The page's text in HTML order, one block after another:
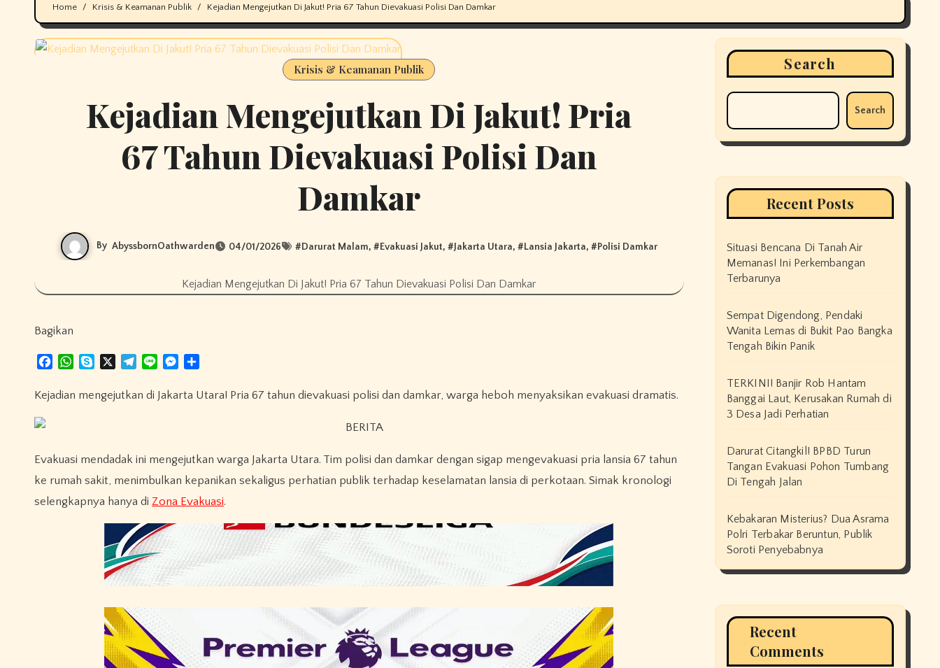
Home Krisis & Keamanan Publik Kejadian Mengejutkan Di Jakut! Pria 67 Tahun Dievakuasi Polisi Dan Damkar
Krisis & Keamanan Publik
Kejadian Mengejutkan Di Jakut! Pria
67 Tahun Dievakuasi Polisi Dan
Damkar
By AbyssbornOathwarden 04/01/2026 #Darurat Malam, #Evakuasi Jakut, #Jakarta Utara, #Lansia Jakarta, #Polisi Damkar
Kejadian Mengejutkan Di Jakut! Pria 67 Tahun Dievakuasi Polisi Dan Damkar
Bagikan
c
o
W
a
p
y
l
a
n
M
s
e
r
a
Kejadian mengejutkan di Jakarta Utara! Pria 67 tahun dievakuasi polisi dan damkar, warga heboh menyaksikan evakuasi dramatis.
Evakuasi mendadak ini mengejutkan warga Jakarta Utara. Tim polisi dan damkar dengan sigap mengevakuasi pria lansia 67 tahun
ke rumah sakit, menimbulkan kepanikan sekaligus perhatian publik terhadap keselamatan lansia di perkotaan. Simak kronologi
selengkapnya hanya di Zona Evakuasi.
Search
Search
Recent Posts
Situasi Bencana Di Tanah Air
Memanas! Ini Perkembangan
Terbarunya
Sempat Digendong, Pendaki
Wanita Lemas di Bukit Pao Bangka
Tengah Bikin Panik
TERKINI! Banjir Rob Hantam
Banggai Laut, Kerusakan Rumah di
3 Desa Jadi Perhatian
Darurat Citangkil! BPBD Turun
Tangan Evakuasi Pohon Tumbang
Di Tengah Jalan
Kebakaran Misterius? Dua Asrama
Polri Terbakar Beruntun, Publik
Soroti Penyebabnya
Recent
Comments